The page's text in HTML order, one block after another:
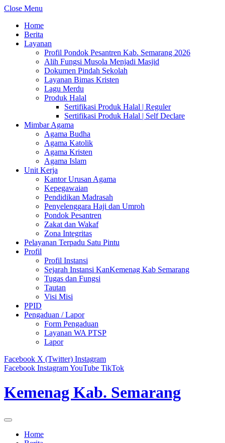
Close Menu
Home
Berita
Layanan
Profil Pondok Pesantren Kab. Semarang 2026
Alih Fungsi Musola Menjadi Masjid
Dokumen Pindah Sekolah
Layanan Bimas Kristen
Lagu Merdu
Produk Halal
Sertifikasi Produk Halal | Reguler
Sertifikasi Produk Halal | Self Declare
Mimbar Agama
Agama Budha
Agama Katolik
Agama Kristen
Agama Islam
Unit Kerja
Kantor Urusan Agama
Kepegawaian
Pendidikan Madrasah
Penyelenggara Haji dan Umroh
Pondok Pesantren
Zakat dan Wakaf
Zona Integritas
Pelayanan Terpadu Satu Pintu
Profil
Profil Instansi
Sejarah Instansi KanKemenag Kab Semarang
Tugas dan Fungsi
Tautan
Visi Misi
PPID
Pengaduan / Lapor
Form Pengaduan
Layanan WA PTSP
Lapor
Facebook X (Twitter) Instagram
Facebook InstagramYouTube TikTok
Kemenag Kab. Semarang
Home